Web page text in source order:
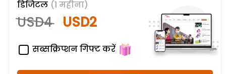
डिजिटल (1 महीना)
USD4 USD2
सब्सक्रिप्शन गिफ्ट करें